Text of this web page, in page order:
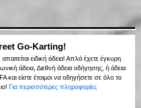
Go-Karting!
ειδική άδεια! Απλά έχετε έγκυρη
άδεια, Διεθνή άδεια οδήγησης, ή άδεια
και είστε έτοιμοι να οδηγήσετε σε όλο το
Για περισσότερες πληροφορίες